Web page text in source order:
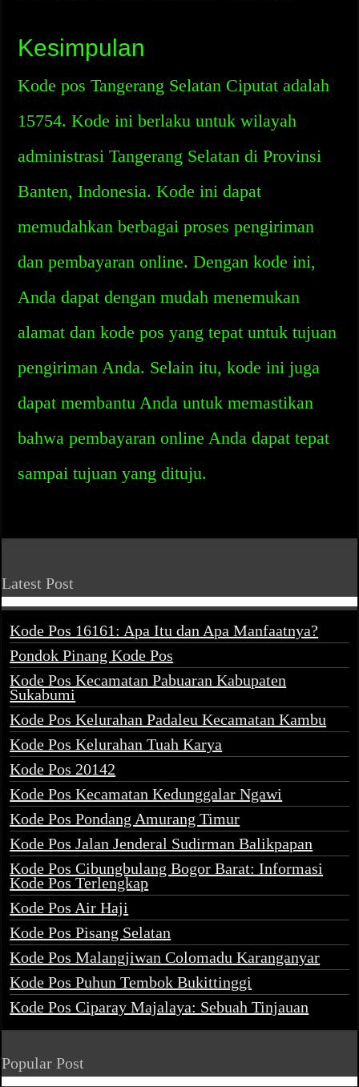
Kesimpulan
Kode pos Tangerang Selatan Ciputat adalah
15754. Kode ini berlaku untuk wilayah
administrasi Tangerang Selatan di Provinsi
Banten, Indonesia. Kode ini dapat
memudahkan berbagai proses pengiriman
dan pembayaran online. Dengan kode ini,
Anda dapat dengan mudah menemukan
alamat dan kode pos yang tepat untuk tujuan
pengiriman Anda. Selain itu, kode ini juga
dapat membantu Anda untuk memastikan
bahwa pembayaran online Anda dapat tepat
sampai tujuan yang dituju.
Latest Post
Kode Pos 16161: Apa Itu dan Apa Manfaatnya?
Pondok Pinang Kode Pos
Kode Pos Kecamatan Pabuaran Kabupaten
Sukabumi
Kode Pos Kelurahan Padaleu Kecamatan Kambu
Kode Pos Kelurahan Tuah Karya
Kode Pos 20142
Kode Pos Kecamatan Kedunggalar Ngawi
Kode Pos Pondang Amurang Timur
Kode Pos Jalan Jenderal Sudirman Balikpapan
Kode Pos Cibungbulang Bogor Barat: Informasi
Kode Pos Terlengkap
Kode Pos Air Haji
Kode Pos Pisang Selatan
Kode Pos Malangjiwan Colomadu Karanganyar
Kode Pos Puhun Tembok Bukittinggi
Kode Pos Ciparay Majalaya: Sebuah Tinjauan
Popular Post